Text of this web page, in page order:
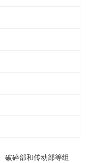
破碎部和传动部等组